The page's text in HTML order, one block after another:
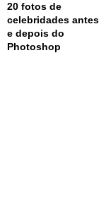
20 fotos de
celebridades antes
e depois do
Photoshop